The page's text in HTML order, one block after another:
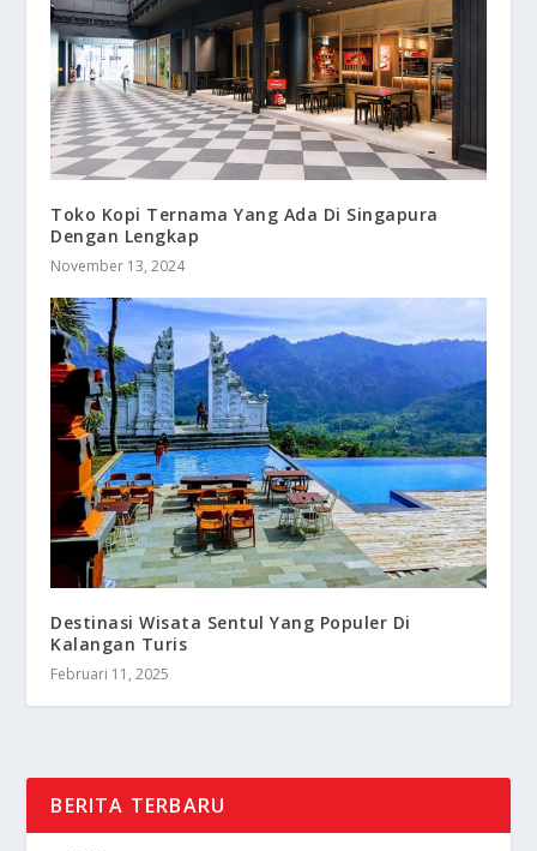
Toko Kopi Ternama Yang Ada Di Singapura
Dengan Lengkap
November 13, 2024
Destinasi Wisata Sentul Yang Populer Di
Kalangan Turis
Februari 11, 2025
BERITA TERBARU